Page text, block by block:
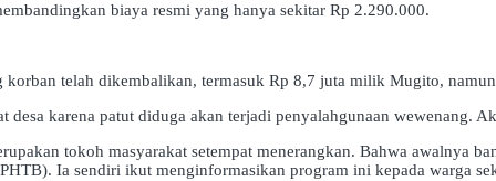
biaya resmi yang hanya sekitar Rp 2.290.000.
telah dikembalikan, termasuk Rp 8,7 juta milik Mugito,
karena patut diduga akan terjadi penyalahgunaan wewenang.
tokoh masyarakat setempat menerangkan. Bahwa awalnya
Ia sendiri ikut menginformasikan program ini kepada warga